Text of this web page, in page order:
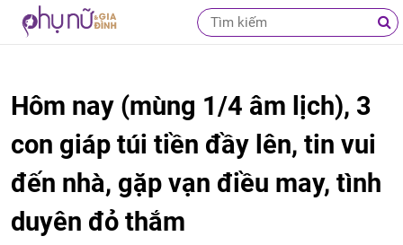
Hôm nay (mùng 1/4 âm lịch), 3
con giáp túi tiền đầy lên, tin vui
đến nhà, gặp vạn điều may, tình
duyên đỏ thắm